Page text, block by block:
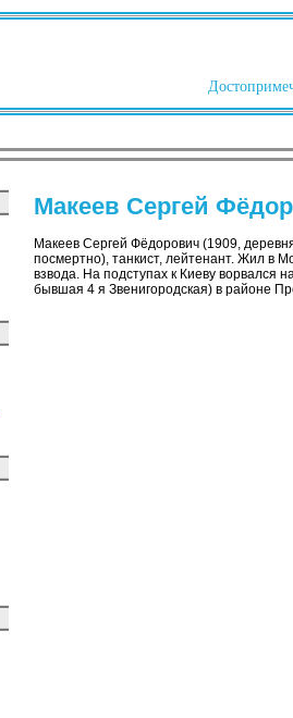
Макеев Сергей
Макеев Сергей Фёдорович (1909,
посмертно), танкист, лейтенант. Жил в
взвода. На подступах к Киеву ворвался
бывшая 4 я Звенигородская) в районе